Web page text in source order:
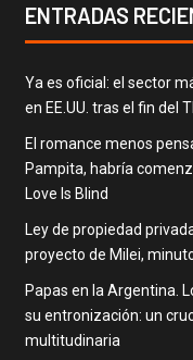
ENTRADAS
Ya es oficial: el sector
en EE.UU. tras el fin del
El romance menos
Pampita, habría
Love Is Blind
Ley de propiedad
proyecto de Milei,
Papas en la Argentina.
su entronización: un
multitudinaria